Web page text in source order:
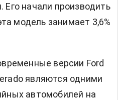
начали производить
модель занимает 3,6%
версии Ford
являются одними
автомобилей на